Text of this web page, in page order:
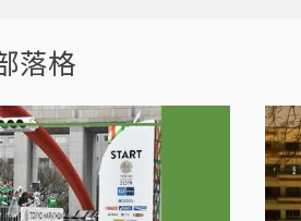
落格